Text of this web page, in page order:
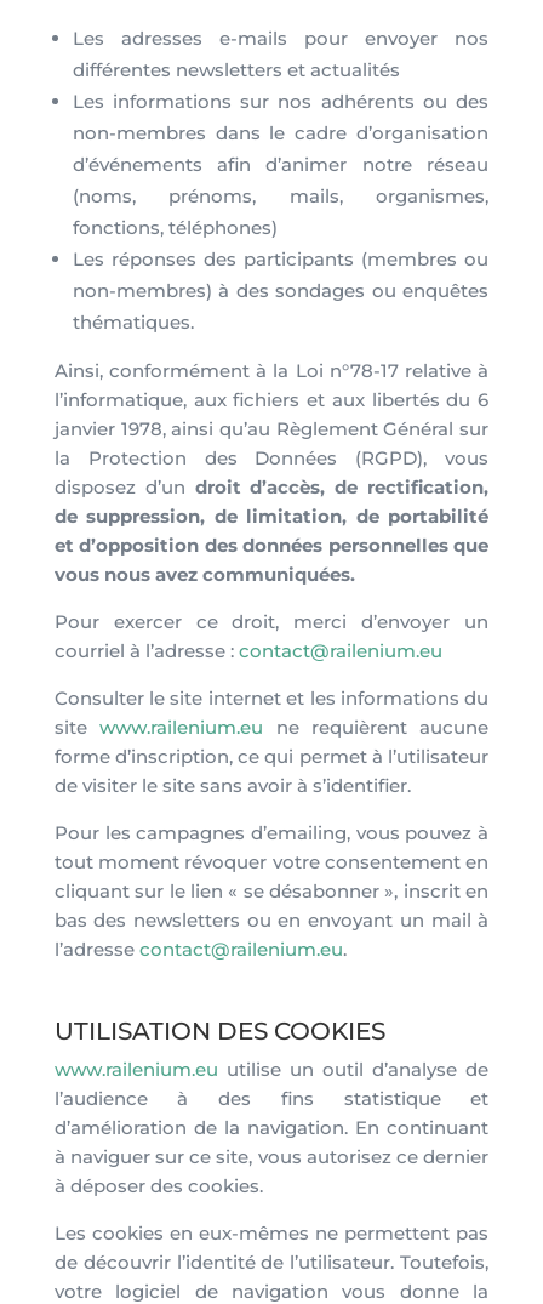
Les adresses e-mails pour envoyer nos
différentes newsletters et actualités
Les informations sur nos adhérents ou des
non-membres dans le cadre d’organisation
d’événements afin d’animer notre réseau
(noms, prénoms, mails, organismes,
fonctions, téléphones)
Les réponses des participants (membres ou
non-membres) à des sondages ou enquêtes
thématiques.
Ainsi, conformément à la Loi n°78-17 relative à
l’informatique, aux fichiers et aux libertés du 6
janvier 1978, ainsi qu’au Règlement Général sur
la Protection des Données (RGPD), vous
disposez d’un droit d’accès, de rectification,
de suppression, de limitation, de portabilité
et d’opposition des données personnelles que
vous nous avez communiquées.
Pour exercer ce droit, merci d’envoyer un
courriel à l’adresse : contact@railenium.eu
Consulter le site internet et les informations du
sitewww.railenium.eu ne requièrent aucune
forme d’inscription, ce qui permet à l’utilisateur
de visiter le site sans avoir à s’identifier.
Pour les campagnes d’emailing, vous pouvez à
tout moment révoquer votre consentement en
cliquant sur le lien « se désabonner », inscrit en
bas des newsletters ou en envoyant un mail à
l’adresse contact@railenium.eu.
UTILISATION DES COOKIES
www.railenium.eu utilise un outil d’analyse de
l’audience à des fins statistique et
d’amélioration de la navigation. En continuant
à naviguer sur ce site, vous autorisez ce dernier
à déposer des cookies.
Les cookies en eux-mêmes ne permettent pas
de découvrir l’identité de l’utilisateur. Toutefois,
votre logiciel de navigation vous donne la